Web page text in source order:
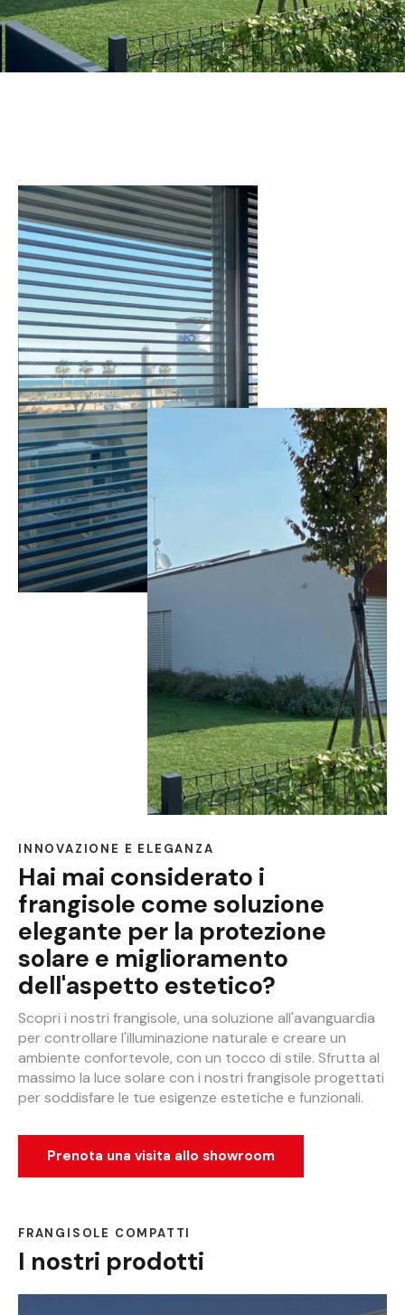
INNOVAZIONE E ELEGANZA
Hai mai considerato i
frangisole come soluzione
elegante per la protezione
solare e miglioramento
dell'aspetto estetico?
Scopri i nostri frangisole, una soluzione all'avanguardia
per controllare l'illuminazione naturale e creare un
ambiente confortevole, con un tocco di stile. Sfrutta al
massimo la luce solare con i nostri frangisole progettati
per soddisfare le tue esigenze estetiche e funzionali.
Prenota una visita allo showroom
FRANGISOLE COMPATTI
I nostri prodotti